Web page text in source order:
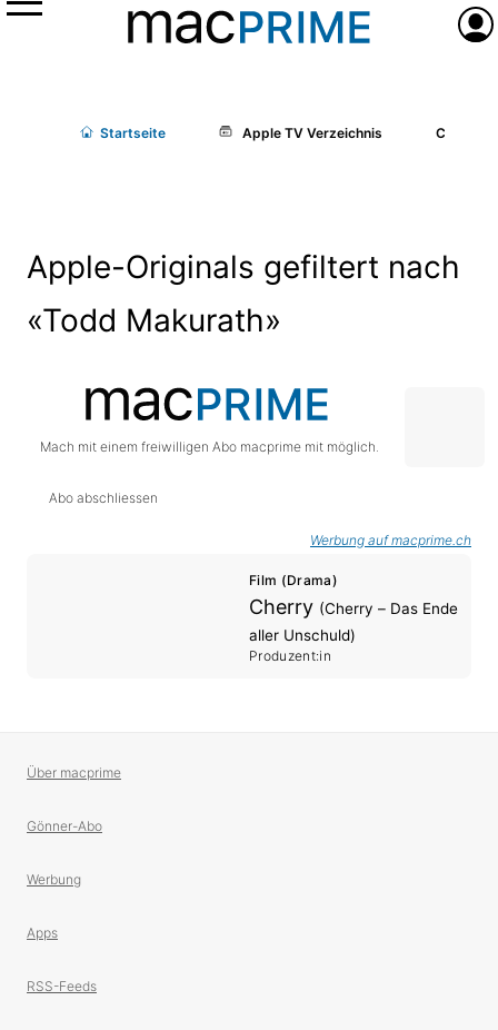
Menü
Startseite Apple TV Verzeichnis Cast/
Apple-Originals gefiltert nach
«Todd Makurath»
Mach mit einem freiwilligen Abo macprime mit möglich.
Abo abschliessen
Werbung auf macprime.ch
Film (Drama)
Cherry (Cherry – Das Ende
aller Unschuld)
Produzent:in
Über macprime
Gönner-Abo
Werbung
Apps
RSS-Feeds